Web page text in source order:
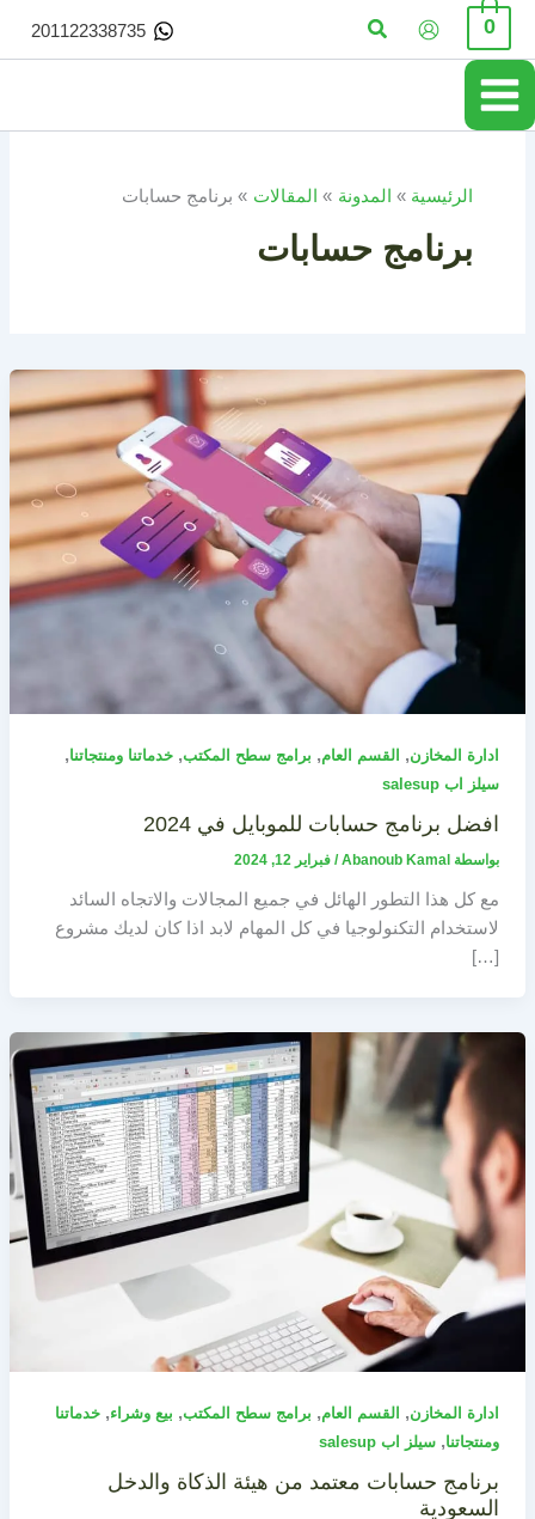
تخطي
المحتوى
0 البحث 201122338735
الرئيسية المدونة المقالات برنامج حسابات
برنامج حسابات
ادارة المخازن, القسم العام, برامج سطح المكتب, خدماتنا ومنتجاتنا,
سيلز اب salesup
افضل برنامج حسابات للموبايل في 2024
بواسطة Abanoub Kamal
/ فبراير 12, 2024
مع كل هذا التطور الهائل في جميع المجالات والاتجاه السائد
لاستخدام التكنولوجيا في كل المهام لابد اذا كان لديك مشروع
[…]
ادارة المخازن, القسم العام, برامج سطح المكتب, بيع وشراء, خدماتنا
ومنتجاتنا, سيلز اب salesup
برنامج حسابات معتمد من هيئة الذكاة والدخل
السعودية